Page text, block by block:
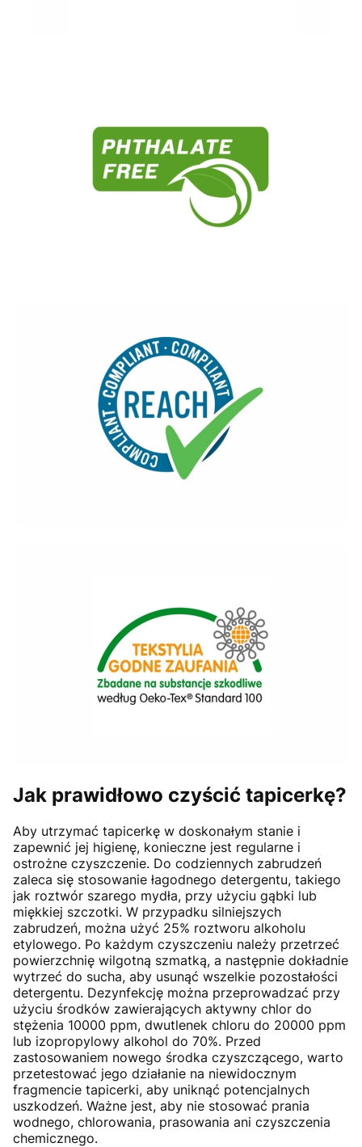
Jak prawidłowo czyścić tapicerkę?
Aby utrzymać tapicerkę w doskonałym stanie i
zapewnić jej higienę, konieczne jest regularne i
ostrożne czyszczenie. Do codziennych zabrudzeń
zaleca się stosowanie łagodnego detergentu, takiego
jak roztwór szarego mydła, przy użyciu gąbki lub
miękkiej szczotki. W przypadku silniejszych
zabrudzeń, można użyć 25% roztworu alkoholu
etylowego. Po każdym czyszczeniu należy przetrzeć
powierzchnię wilgotną szmatką, a następnie dokładnie
wytrzeć do sucha, aby usunąć wszelkie pozostałości
detergentu. Dezynfekcję można przeprowadzać przy
użyciu środków zawierających aktywny chlor do
stężenia 10000 ppm, dwutlenek chloru do 20000 ppm
lub izopropylowy alkohol do 70%. Przed
zastosowaniem nowego środka czyszczącego, warto
przetestować jego działanie na niewidocznym
fragmencie tapicerki, aby uniknąć potencjalnych
uszkodzeń. Ważne jest, aby nie stosować prania
wodnego, chlorowania, prasowania ani czyszczenia
chemicznego.